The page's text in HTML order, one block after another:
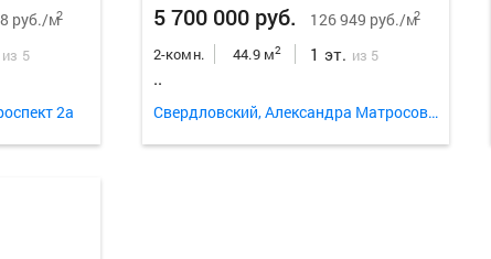
руб./м2
из 5
2а
5 700 000 руб. 126 949 руб./м2
2-комн. 44.9 м2 1 эт. из 5
..
Свердловский, Александра Матросова улица 12а